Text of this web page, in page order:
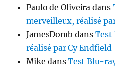
Paulo de Oliveira dans
merveilleux, réalisé
JamesDomb dansTest
réalisé par Cy Endfield
Mike dansTest Blu-